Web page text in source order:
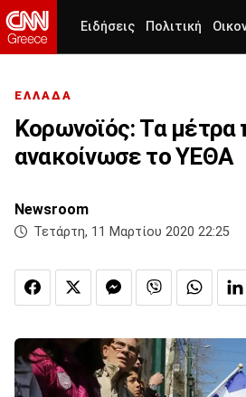
Ειδήσεις Πολιτική
ΕΛΛΑΔΑ
Κορωνοϊός: Τα μέτρα
ανακοίνωσε το ΥΕΘΑ
Newsroom
Τετάρτη, 11 Μαρτίου 2020 22:25